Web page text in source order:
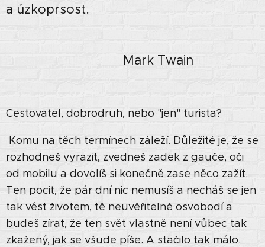
a úzkoprsost.
Mark Twain
Cestovatel, dobrodruh, nebo "jen" turista?
Komu na těch termínech záleží. Důležité je, že se
rozhodneš vyrazit, zvedneš zadek z gauče, oči
od mobilu a dovolíš si konečně zase něco zažít.
Ten pocit, že pár dní nic nemusíš a necháš se jen
tak vést životem, tě neuvěřitelně osvobodí a
budeš zírat, že ten svět vlastně není vůbec tak
zkažený, jak se všude píše. A stačilo tak málo.